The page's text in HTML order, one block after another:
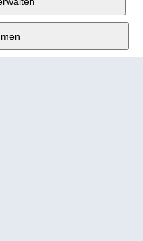
9:00 - 12:00 Uhr
+4131 377 21 11